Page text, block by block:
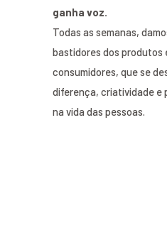
ganha voz.
Todas as semanas,
bastidores dos produtos
consumidores, que se
diferença, criatividade e
na vida das pessoas.